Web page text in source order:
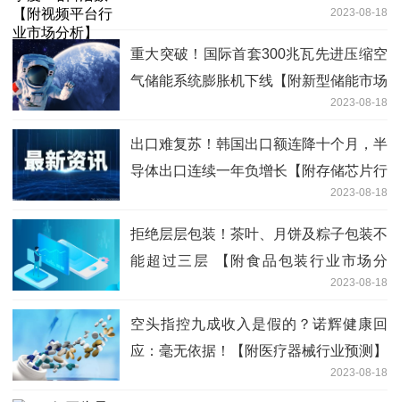
2023-08-18
重大突破！国际首套300兆瓦先进压缩空
气储能系统膨胀机下线【附新型储能市场
2023-08-18
出口难复苏！韩国出口额连降十个月，半
导体出口连续一年负增长【附存储芯片行
2023-08-18
拒绝层层包装！茶叶、月饼及粽子包装不
能超过三层 【附食品包装行业市场分
2023-08-18
空头指控九成收入是假的？诺辉健康回
应：毫无依据！【附医疗器械行业预测】
2023-08-18